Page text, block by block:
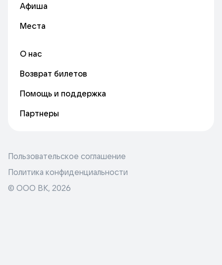
Афиша
Места
О нас
Возврат билетов
Помощь и поддержка
Партнеры
Пользовательское соглашение
Политика конфиденциальности
© ООО ВК, 2026